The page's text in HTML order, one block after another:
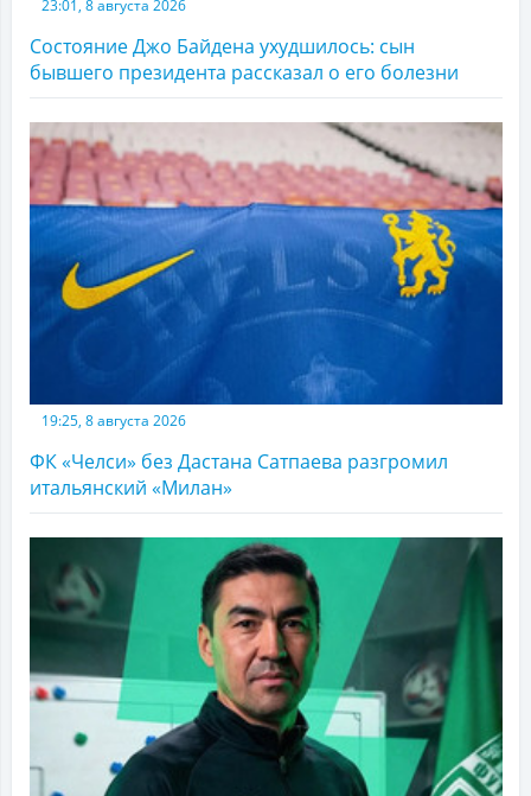
23:01, 8 августа 2026
Состояние Джо Байдена ухудшилось: сын
бывшего президента рассказал о его болезни
19:25, 8 августа 2026
ФК «Челси» без Дастана Сатпаева разгромил
итальянский «Милан»